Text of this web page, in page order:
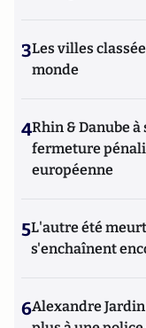
3Les villes
monde
4Rhin & Danube à
fermeture
européenne
5L'autre été
s'enchaînent
6Alexandre